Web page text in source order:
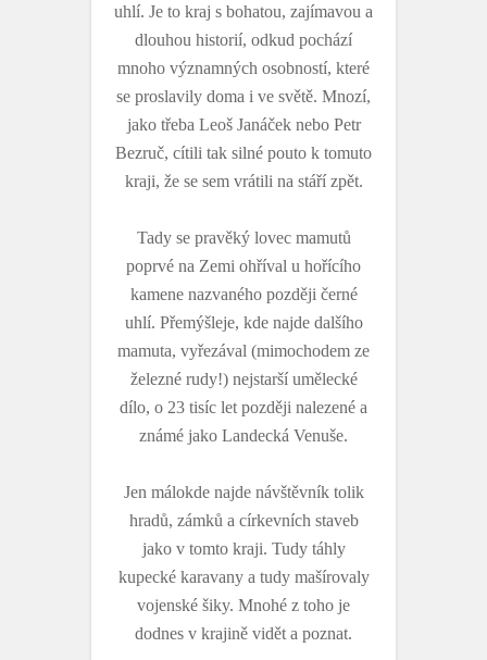
uhlí. Je to kraj s bohatou, zajímavou a
dlouhou historií, odkud pochází
mnoho významných osobností, které
se proslavily doma i ve světě. Mnozí,
jako třeba Leoš Janáček nebo Petr
Bezruč, cítili tak silné pouto k tomuto
kraji, že se sem vrátili na stáří zpět.
Tady se pravěký lovec mamutů
poprvé na Zemi ohříval u hořícího
kamene nazvaného později černé
uhlí. Přemýšleje, kde najde dalšího
mamuta, vyřezával (mimochodem ze
železné rudy!) nejstarší umělecké
dílo, o 23 tisíc let později nalezené a
známé jako Landecká Venuše.
Jen málokde najde návštěvník tolik
hradů, zámků a církevních staveb
jako v tomto kraji. Tudy táhly
kupecké karavany a tudy mašírovaly
vojenské šiky. Mnohé z toho je
dodnes v krajině vidět a poznat.